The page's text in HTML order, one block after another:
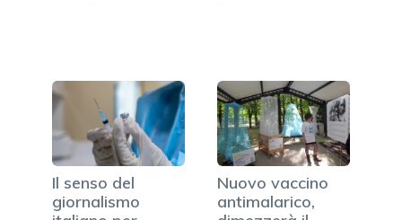
Il senso del
giornalismo
Nuovo vaccino
antimalarico,